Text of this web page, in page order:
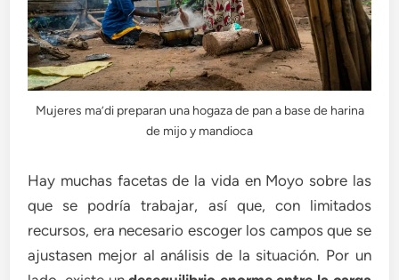
Mujeres ma’di preparan una hogaza de pan a base de harina
de mijo y mandioca
Hay muchas facetas de la vida en Moyo sobre las
que se podría trabajar, así que, con limitados
recursos, era necesario escoger los campos que se
ajustasen mejor al análisis de la situación. Por un